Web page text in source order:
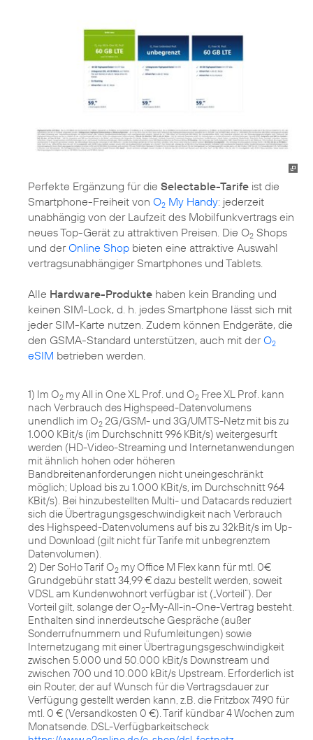
Perfekte Ergänzung für die Selectable-Tarife ist die
Smartphone-Freiheit von O2 My Handy: jederzeit
unabhängig von der Laufzeit des Mobilfunkvertrags ein
neues Top-Gerät zu attraktiven Preisen. Die O2 Shops
und derOnline Shop bieten eine attraktive Auswahl
vertragsunabhängiger Smartphones und Tablets.
Alle Hardware-Produkte haben kein Branding und
keinen SIM-Lock, d. h. jedes Smartphone lässt sich mit
jeder SIM-Karte nutzen. Zudem können Endgeräte, die
den GSMA-Standard unterstützen, auch mit derO2
eSIM betrieben werden.
1) Im O2 my All in One XL Prof. und O2 Free XL Prof. kann
nach Verbrauch des Highspeed-Datenvolumens
unendlich im O2 2G/GSM- und 3G/UMTS-Netz mit bis zu
1.000 KBit/s (im Durchschnitt 996 KBit/s) weitergesurft
werden (HD-Video-Streaming und Internetanwendungen
mit ähnlich hohen oder höheren
Bandbreitenanforderungen nicht uneingeschränkt
möglich; Upload bis zu 1.000 KBit/s, im Durchschnitt 964
KBit/s). Bei hinzubestellten Multi- und Datacards reduziert
sich die Übertragungsgeschwindigkeit nach Verbrauch
des Highspeed-Datenvolumens auf bis zu 32kBit/s im Up-
und Download (gilt nicht für Tarife mit unbegrenztem
Datenvolumen).
2) Der SoHo Tarif O2 my Office M Flex kann für mtl. 0€
Grundgebühr statt 34,99 € dazu bestellt werden, soweit
VDSL am Kundenwohnort verfügbar ist („Vorteil“). Der
Vorteil gilt, solange der O2-My-All-in-One-Vertrag besteht.
Enthalten sind innerdeutsche Gespräche (außer
Sonderrufnummern und Rufumleitungen) sowie
Internetzugang mit einer Übertragungsgeschwindigkeit
zwischen 5.000 und 50.000 kBit/s Downstream und
zwischen 700 und 10.000 kBit/s Upstream. Erforderlich ist
ein Router, der auf Wunsch für die Vertragsdauer zur
Verfügung gestellt werden kann, z.B. die Fritzbox 7490 für
mtl. 0 € (Versandkosten 0 €). Tarif kündbar 4 Wochen zum
Monatsende. DSL-Verfügbarkeitscheck